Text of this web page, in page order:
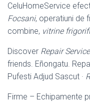
CeluHomeService
Focsani, operatiuni de
combine, vitrine
Discover Repair
friends. Eñongatu.
Pufesti Adjud Sascut ·
Firme – Echipamente